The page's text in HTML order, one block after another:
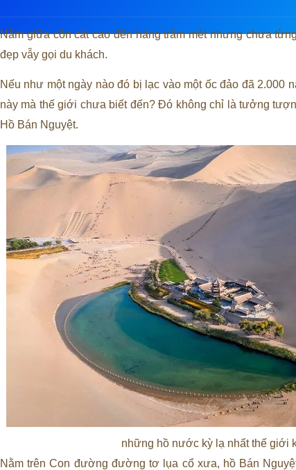
Nằm giữa cồn cát cao đến hàng trăm mét nhưng chưa
đẹp vẫy gọi du khách.
Nếu như một ngày nào đó bị lạc vào một ốc đảo đã 2.000
này mà thế giới chưa biết đến? Đó không chỉ là tưởng
Hồ Bán Nguyệt.
những hồ nước kỳ lạ nhất thế giới
Nằm trên Con đường đường tơ lụa cổ xưa, hồ Bán